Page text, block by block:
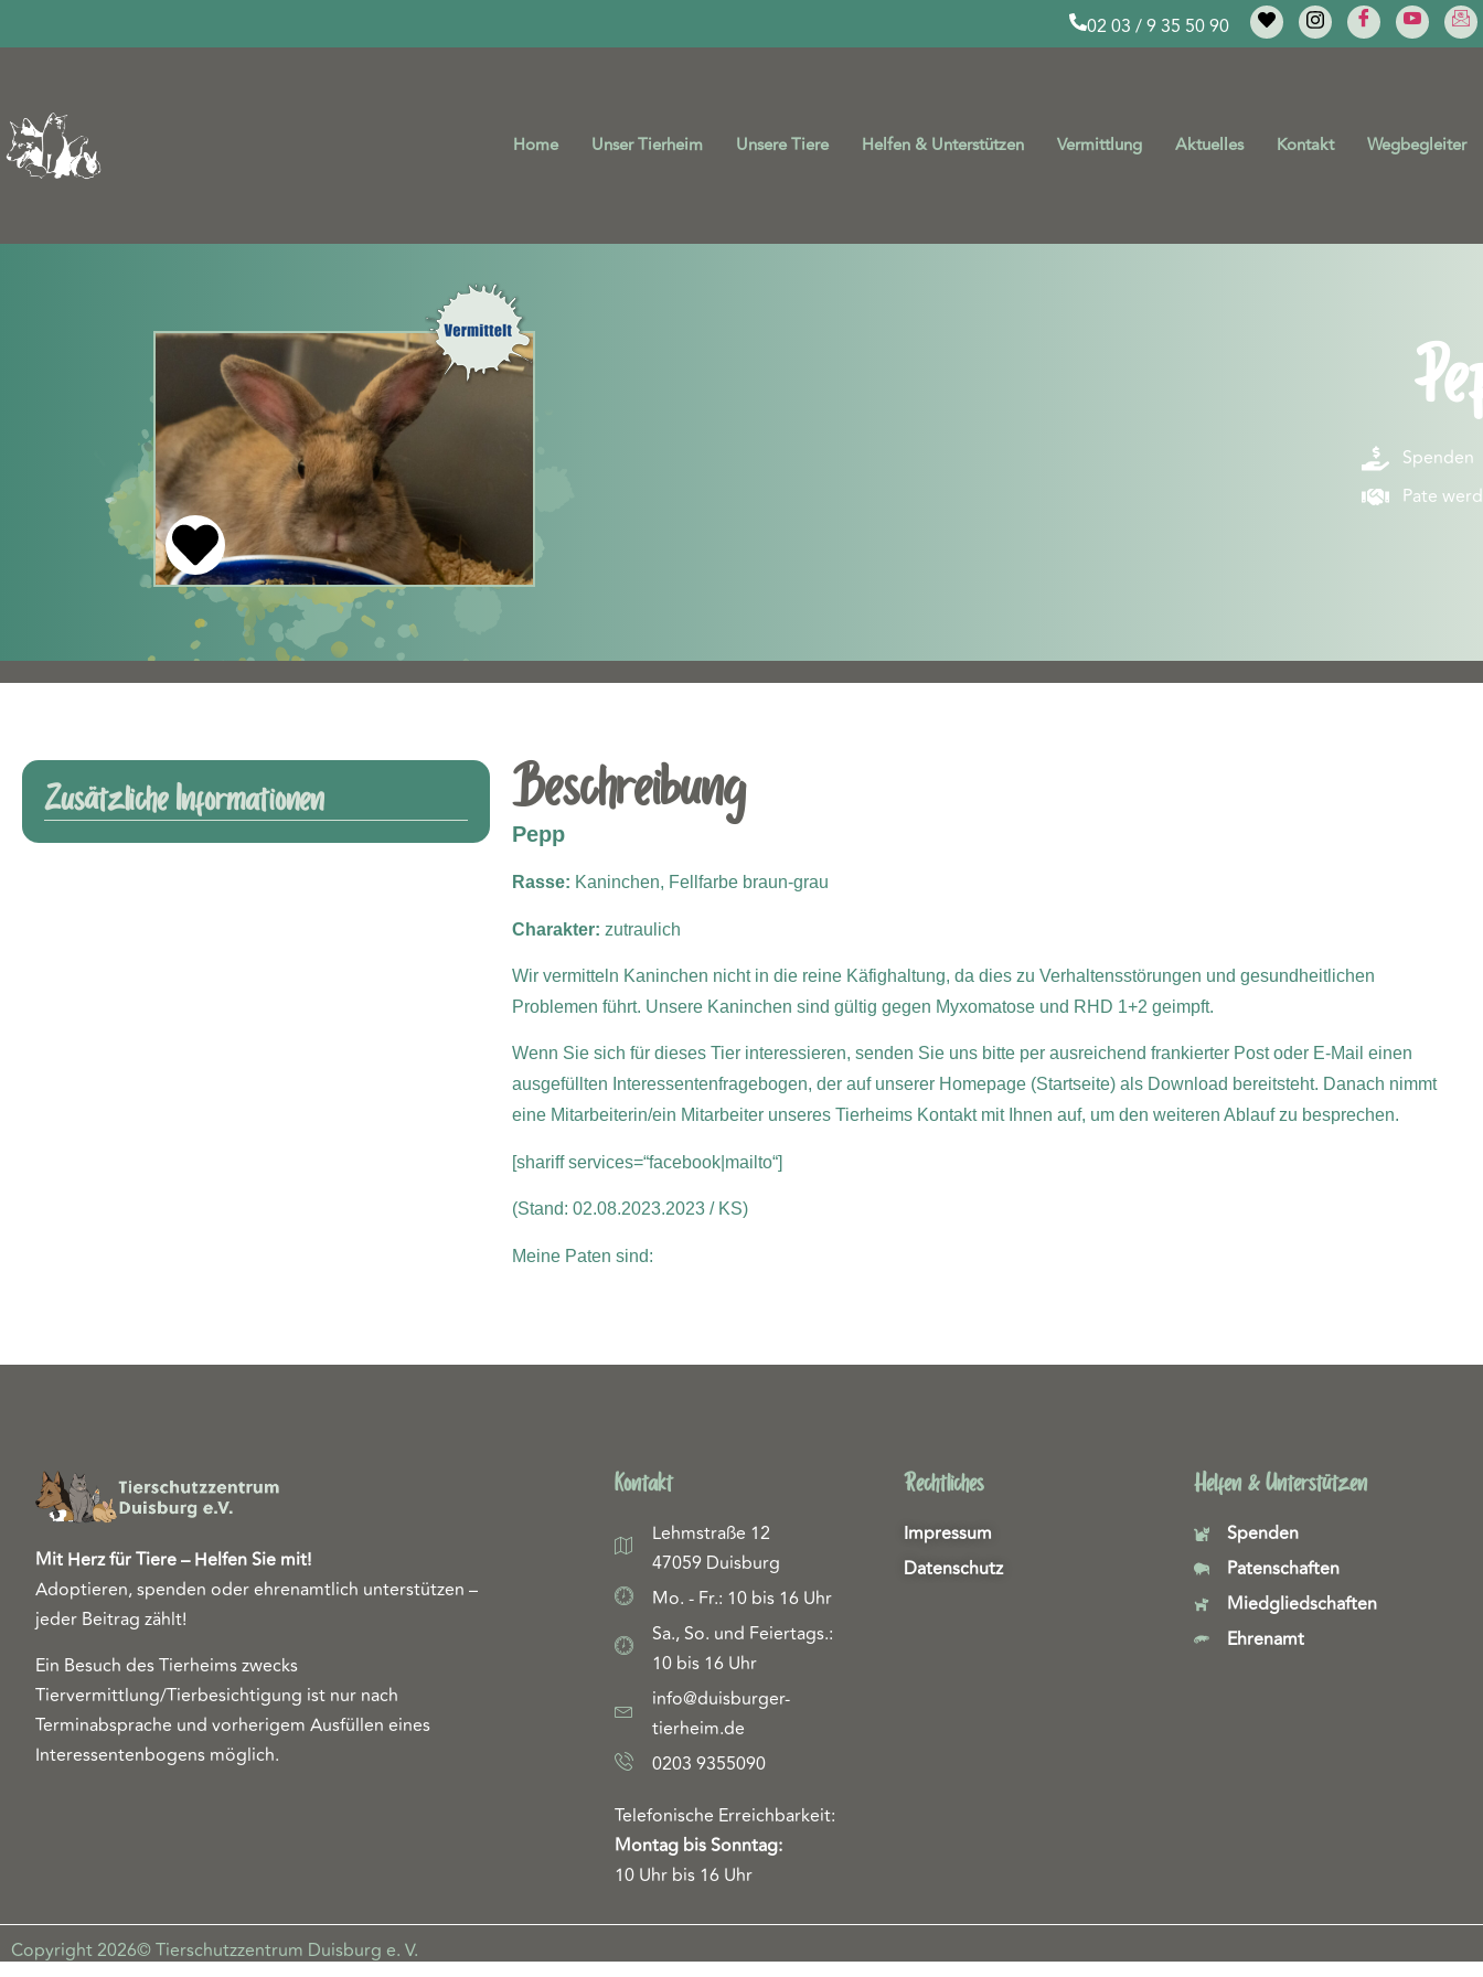
02 03 / 9 35 50 90
Home Unser Tierheim Unsere Tiere Helfen & Unterstützen Vermittlung Aktuelles Kontakt Wegbegleiter
Spenden
Pate
Zusätzliche Informationen Beschreibung
Pepp
Rasse: Kaninchen, Fellfarbe braun-grau
Charakter: zutraulich
Wir vermitteln Kaninchen nicht in die reine Käfighaltung, da dies zu Verhaltensstörungen und gesundheitlichen
Problemen führt. Unsere Kaninchen sind gültig gegen Myxomatose und RHD 1+2 geimpft.
Wenn Sie sich für dieses Tier interessieren, senden Sie uns bitte per ausreichend frankierter Post oder E-Mail einen
ausgefüllten Interessentenfragebogen, der auf unserer Homepage (Startseite) als Download bereitsteht. Danach nimmt
eine Mitarbeiterin/ein Mitarbeiter unseres Tierheims Kontakt mit Ihnen auf, um den weiteren Ablauf zu besprechen.
[shariff services=“facebook|mailto“]
(Stand: 02.08.2023.2023 / KS)
Meine Paten sind:
Mit Herz für Tiere – Helfen Sie mit!
Adoptieren, spenden oder ehrenamtlich unterstützen –
jeder Beitrag zählt!
Ein Besuch des Tierheims zwecks
Tiervermittlung/Tierbesichtigung ist nur nach
Terminabsprache und vorherigem Ausfüllen eines
Interessentenbogens möglich.
Kontakt
Lehmstraße 12
47059 Duisburg
Mo. - Fr.: 10 bis 16 Uhr
Sa., So. und Feiertags.:
10 bis 16 Uhr
info@duisburger-
tierheim.de
0203 9355090
Telefonische Erreichbarkeit:
Montag bis Sonntag:
10 Uhr bis 16 Uhr
Rechtliches
Impressum
Datenschutz
Helfen & Unterstützen
Spenden
Patenschaften
Miedgliedschaften
Ehrenamt
Copyright 2026© Tierschutzzentrum Duisburg e. V.